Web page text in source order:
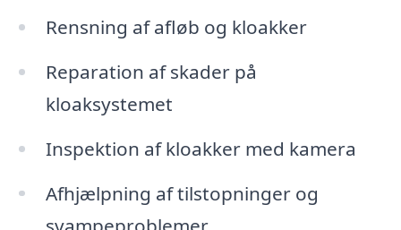
Rensning af afløb og kloakker
Reparation af skader på
kloaksystemet
Inspektion af kloakker med kamera
Afhjælpning af tilstopninger og